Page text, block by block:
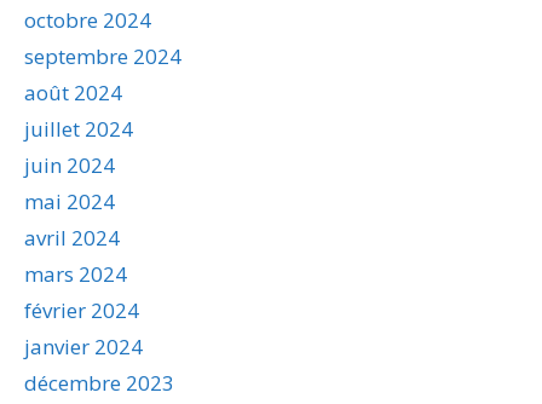
octobre 2024
septembre 2024
août 2024
juillet 2024
juin 2024
mai 2024
avril 2024
mars 2024
février 2024
janvier 2024
décembre 2023